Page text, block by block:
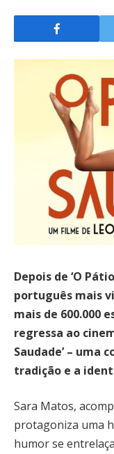
Depois de ‘O
português mais
mais de 600.000
regressa ao
Saudade’ – uma
tradição e a
Sara Matos,
protagoniza uma
humor se